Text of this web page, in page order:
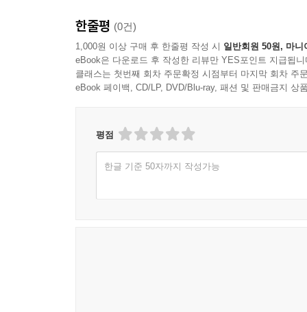
한줄평 (0건)
1,000원 이상 구매 후 한줄평 작성 시 일반회원 50원, 마니
eBook은 다운로드 후 작성한 리뷰만 YES포인트 지급됩니
클래스는 첫번째 회차 주문확정 시점부터 마지막 회차 주
eBook 페이백, CD/LP, DVD/Blu-ray, 패션 및 판매금지 상
평점
한글 기준 50자까지 작성가능